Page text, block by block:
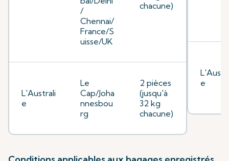
/
Chennai/
France/S
uisse/UK
chacune)
L'Australi
e
Le
Cap/Joha
nnesbou
rg
2 pièces
(jusqu'à
32 kg
chacune)
e